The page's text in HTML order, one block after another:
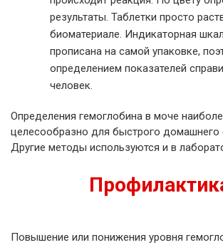
результаты. Таблетки просто
биоматериале. Индикаторная
прописана на самой упаковке,
определением показателей
человек.
Определения гемоглобина в моче
целесообразно для быстрого домашнего
Другие методы используются и в
Повышение или понижения уровня